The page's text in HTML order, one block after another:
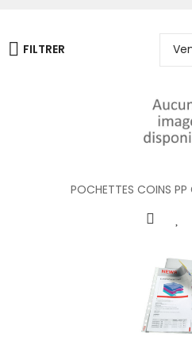
FILTRER
POCHETTES COINS PP